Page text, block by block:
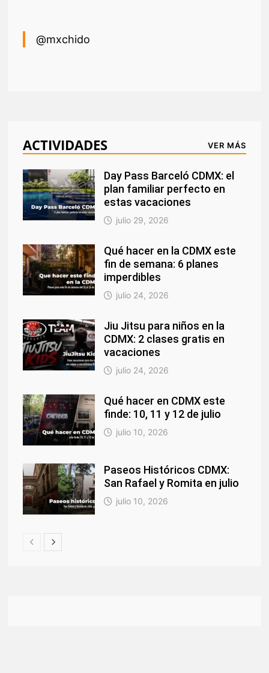
@mxchido
ACTIVIDADES VER MÁS
Day Pass Barceló CDMX: el
plan familiar perfecto en
estas vacaciones
julio 29, 2026
Qué hacer en la CDMX este
fin de semana: 6 planes
imperdibles
julio 24, 2026
Jiu Jitsu para niños en la
CDMX: 2 clases gratis en
vacaciones
julio 24, 2026
Qué hacer en CDMX este
finde: 10, 11 y 12 de julio
julio 10, 2026
Paseos Históricos CDMX:
San Rafael y Romita en julio
julio 10, 2026